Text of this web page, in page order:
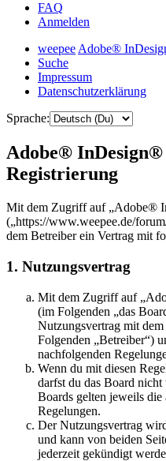
FAQ
Anmelden
weepeeAdobe®
Suche
Impressum
Datenschutzerklärung
Sprache:
Adobe®
Registrierung
Mit dem Zugriff auf „Adobe®
(„https://www.weepee.de/
dem Betreiber ein Vertrag mit
1. Nutzungsvertrag
Mit dem Zugriff auf
(im Folgenden „das
Nutzungsvertrag mit
Folgenden „Betreiber“)
nachfolgenden
Wenn du mit diesen
darfst du das Board
Boards gelten jeweils
Regelungen.
Der Nutzungsvertrag
und kann von beiden
jederzeit gekündigt